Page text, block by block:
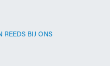
REEDS BIJ ONS